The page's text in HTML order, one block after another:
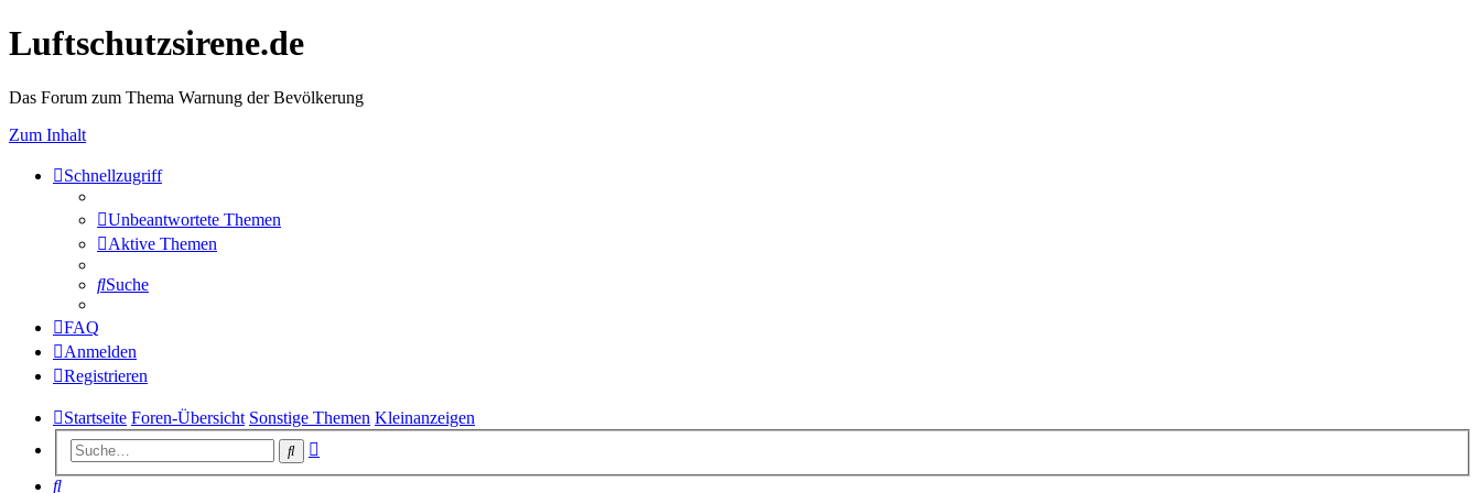
Luftschutzsirene.de
Das Forum zum Thema Warnung der Bevölkerung
Zum Inhalt
Schnellzugriff
Unbeantwortete Themen
Aktive Themen
Suche
FAQ
Anmelden
Registrieren
Startseite Foren-Übersicht Sonstige Themen Kleinanzeigen
Suche
Suche